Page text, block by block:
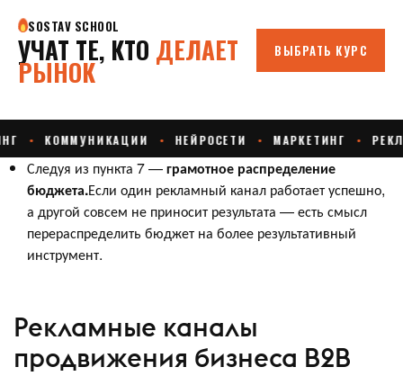
Следуя из пункта 7 —грамотное распределение
бюджета.Если один рекламный канал работает успешно,
а другой совсем не приносит результата — есть смысл
перераспределить бюджет на более результативный
инструмент.
Рекламные каналы
продвижения бизнеса B2B